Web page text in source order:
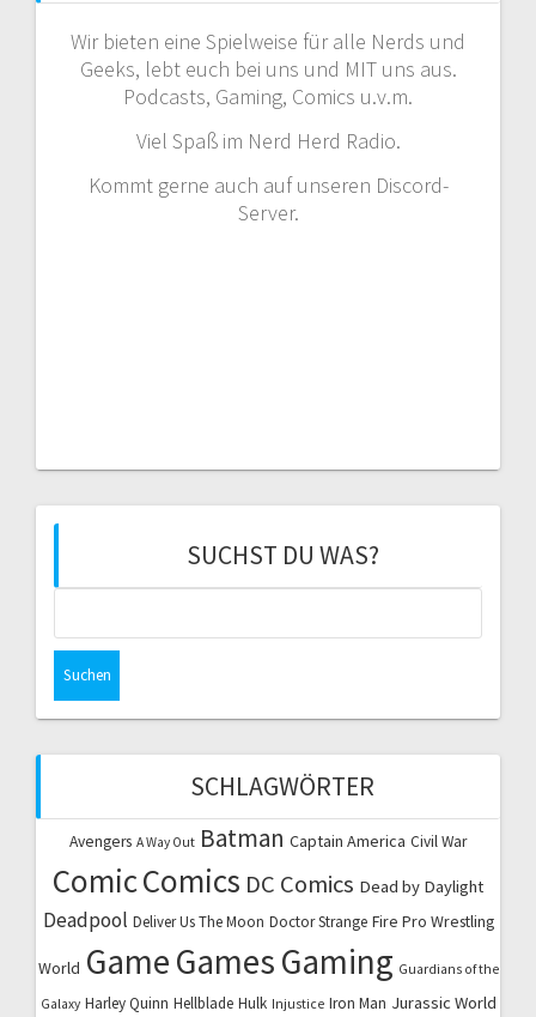
Wir bieten eine Spielweise für alle Nerds und
Geeks, lebt euch bei uns und MIT uns aus.
Podcasts, Gaming, Comics u.v.m.
Viel Spaß im Nerd Herd Radio.
Kommt gerne auch auf unseren Discord-
Server.
SUCHST DU WAS?
SCHLAGWÖRTER
Avengers A Way Out Batman Captain America Civil War
ComicComics DC Comics Dead by Daylight
Deadpool Deliver Us The Moon Doctor Strange Fire Pro Wrestling
World GameGamesGaming Guardians of the
Galaxy Harley Quinn Hellblade Hulk Injustice Iron Man Jurassic World